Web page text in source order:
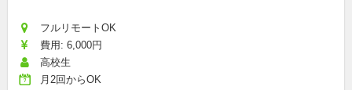
フルリモートOK
費用: 6,000円
高校生
月2回からOK